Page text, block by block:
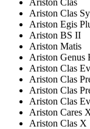
Ariston Clas
Ariston Egis
Ariston BS II
Ariston Matis
Ariston Genus
Ariston Clas
Ariston Clas
Ariston Clas
Ariston Clas
Ariston Cares
Ariston Clas X